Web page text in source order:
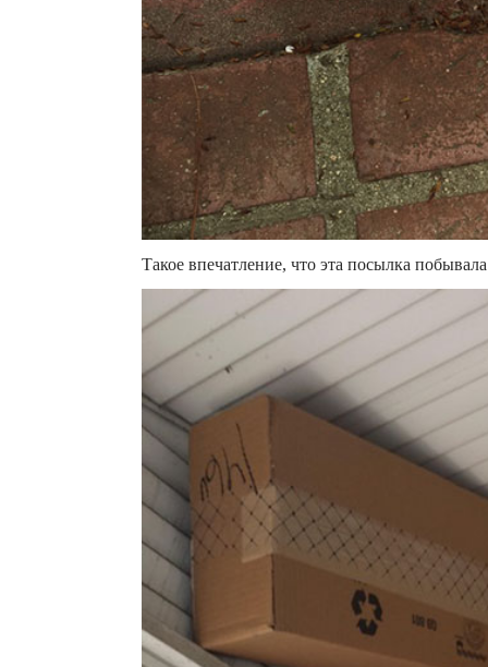
Такое впечатление, что эта посылка